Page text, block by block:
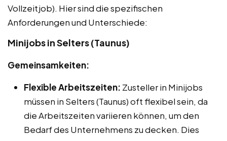
Vollzeitjob). Hier sind die spezifischen
Anforderungen und Unterschiede:
Minijobs in Selters (Taunus)
Gemeinsamkeiten:
Flexible Arbeitszeiten: Zusteller in Minijobs
müssen in Selters (Taunus) oft flexibel sein, da
die Arbeitszeiten variieren können, um den
Bedarf des Unternehmens zu decken. Dies